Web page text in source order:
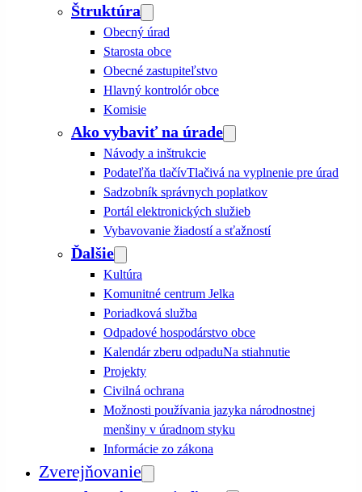
Štruktúra
Obecný úrad
Starosta obce
Obecné zastupiteľstvo
Hlavný kontrolór obce
Komisie
Ako vybaviť na úrade
Návody a inštrukcie
Podateľňa tlačívTlačivá na vyplnenie pre úrad
Sadzobník správnych poplatkov
Portál elektronických služieb
Vybavovanie žiadostí a sťažností
Ďalšie
Kultúra
Komunitné centrum Jelka
Poriadková služba
Odpadové hospodárstvo obce
Kalendár zberu odpaduNa stiahnutie
Projekty
Civilná ochrana
Možnosti používania jazyka národnostnej
menšiny v úradnom styku
Informácie zo zákona
Zverejňovanie